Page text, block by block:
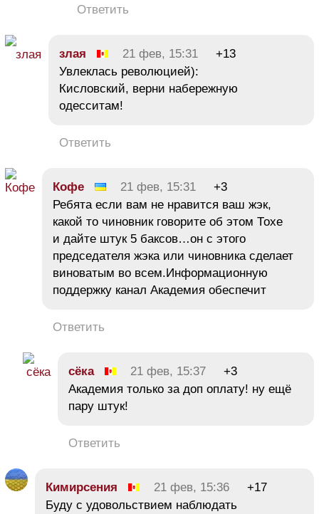
Ответить
злая 21 фев, 15:31
+13
Увлеклась революцией):
Кисловский, верни набережную
одесситам!
Ответить
Кофе 21 фев, 15:31
+3
Ребята если вам не нравится ваш жэк,
какой то чиновник говорите об этом Тохе
и дайте штук 5 баксов…он с этого
председателя жэка или чиновника сделает
виноватым во всем.Информационную
поддержку канал Академия обеспечит
Ответить
сёка 21 фев, 15:37
+3
Академия только за доп оплату! ну ещё
пару штук!
Ответить
Кимирсения 21 фев, 15:36
+17
Буду с удовольствием наблюдать